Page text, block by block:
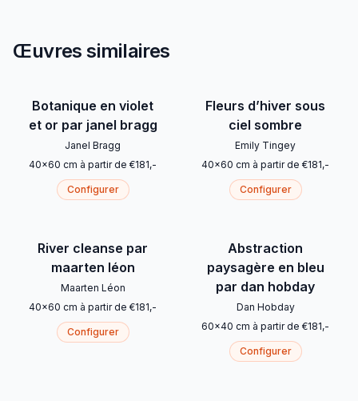
Œuvres similaires
Botanique en violet
et or par janel bragg
Janel Bragg
40x60 cm à partir de €181,-
Configurer
Fleurs d’hiver sous
ciel sombre
Emily Tingey
40x60 cm à partir de €181,-
Configurer
River cleanse par
maarten léon
Maarten Léon
40x60 cm à partir de €181,-
Configurer
Abstraction
paysagère en bleu
par dan hobday
Dan Hobday
60x40 cm à partir de €181,-
Configurer